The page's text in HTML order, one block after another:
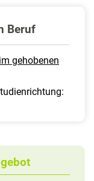
Beruf
gehobenen